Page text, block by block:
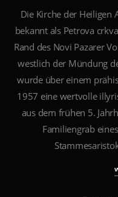
Die Kirche der Heiligen
bekannt als Petrova
Rand des Novi Pazarer
westlich der Mündung
wurde über einem
1957 eine wertvolle
aus dem frühen 5.
Familiengrab